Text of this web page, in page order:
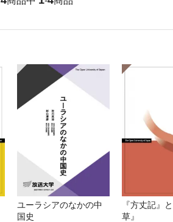
ユーラシアのなかの中
国史
『方丈記』
草』